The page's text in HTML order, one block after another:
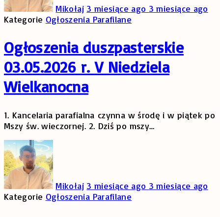
Mikołaj 3 miesiące ago 3 miesiące ago
Kategorie Ogłoszenia Parafilane
Ogłoszenia duszpasterskie
03.05.2026 r. V Niedziela
Wielkanocna
1. Kancelaria parafialna czynna w środę i w piątek po
Mszy św. wieczornej. 2. Dziś po mszy…
Mikołaj 3 miesiące ago 3 miesiące ago
Kategorie Ogłoszenia Parafilane